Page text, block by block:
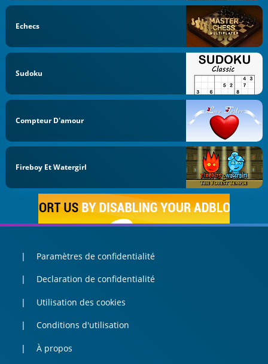
Echecs
Sudoku
Compteur D'amour
Fireboy Et Watergirl
Paramètres de confidentialité
Declaration de confidentialité
Utilisation des cookies
Conditions d'utilisation
À propos